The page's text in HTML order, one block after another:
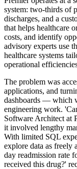
system: two-thirds of
discharges, and a
that helps healthcare
costs, and identify
advisory experts use
healthcare systems
operational
The problem was
applications, and
dashboards — which
engineering work.
Software Architect at
it involved lengthy
With limited SQL
explore data as freely
day readmission rate
received this drug?'